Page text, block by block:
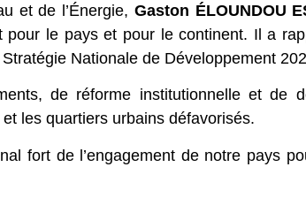
et de l’Énergie, Gaston ÉLOUNDOU
le pays et pour le continent. Il a
Nationale de Développement
de réforme institutionnelle et de
les quartiers urbains défavorisés.
fort de l’engagement de notre pays